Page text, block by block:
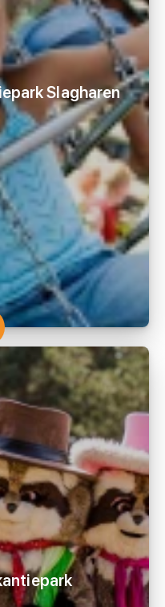
Slagharen